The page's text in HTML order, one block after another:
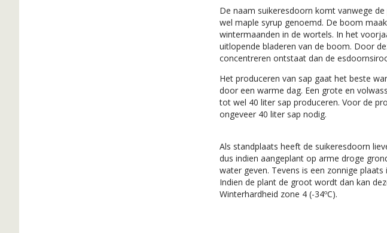
De naam suikeresdoorn komt vanwege
wel maple syrup genoemd. De boom
wintermaanden in de wortels. In het
uitlopende bladeren van de boom. Door
concentreren ontstaat dan de
Het produceren van sap gaat het beste
door een warme dag. Een grote en
tot wel 40 liter sap produceren. Voor de
ongeveer 40 liter sap nodig.
Als standplaats heeft de suikeresdoorn
dus indien aangeplant op arme droge
water geven. Tevens is een zonnige
Indien de plant de groot wordt dan kan
Winterhardheid zone 4 (-34ºC).